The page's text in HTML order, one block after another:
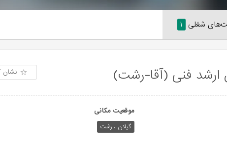
شغلی ۱
ارشد فنی (آقا-رشت) نشان
موقعیت مکانی
گیلان ، رشت